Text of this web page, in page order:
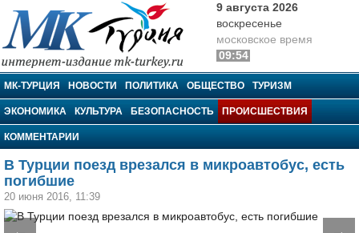
МК-Турция
9 августа 2026
воскресенье
московское время
09:54
МК-ТУРЦИЯ НОВОСТИ ПОЛИТИКА ОБЩЕСТВО ТУРИЗМ
ЭКОНОМИКА КУЛЬТУРА БЕЗОПАСНОСТЬ ПРОИСШЕСТВИЯ
КОММЕНТАРИИ
В Турции поезд врезался в микроавтобус, есть
погибшие
20 июня 2016, 11:39